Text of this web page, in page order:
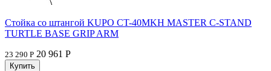
Стойка со штангой KUPO CT-40MKH MASTER C-STAND
TURTLE BASE GRIP ARM
23 290 Р 20 961 Р